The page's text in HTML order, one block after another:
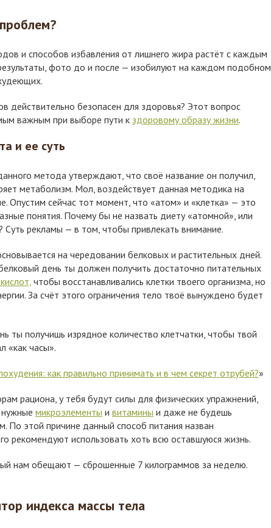
и способов избавления от лишнего жира растёт с каждым
фото до и после — изобилуют на каждом подобном
действительно безопасен для здоровья? Этот вопрос
важным при выборе пути к здоровому образу жизни.
и ее суть
метода утверждают, что своё название он получил,
метаболизм. Мол, воздействует данная методика на
Опустим сейчас тот момент, что «атом» и «клетка» — это
понятия. Почему бы не назвать диету «атомной», или
Суть рекламы — в том, чтобы привлекать внимание.
на чередовании белковых и растительных дней.
день ты должен получить достаточно питательных
чтобы восстанавливались клетки твоего организма, но
За счёт этого ограничения тело твоё вынуждено будет
ты получишь изрядное количество клетчатки, чтобы твой
«как часы».
как правильно принимать и в чем секрет отрубей?»
рациона, у тебя будут силы для физических упражнений,
микроэлементы и витамины и даже не будешь
По этой причине данный способ питания назван
рекомендуют использовать хоть всю оставшуюся жизнь.
нам обещают — сброшенные 7 килограммов за неделю.
индекса массы тела